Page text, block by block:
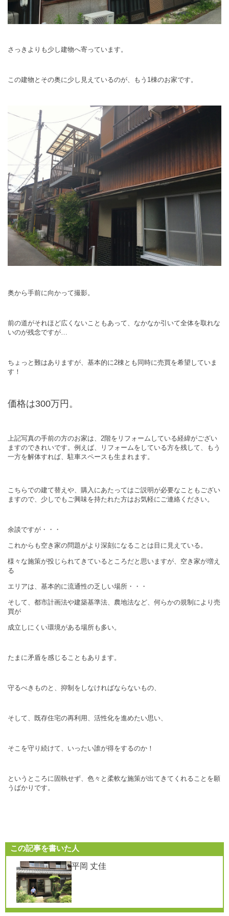
さっきよりも少し建物へ寄っています。
この建物とその奥に少し見えているのが、もう1棟のお家です。
奥から手前に向かって撮影。
前の道がそれほど広くないこともあって、なかなか引いて全体を取れな
いのが残念ですが…
ちょっと難はありますが、基本的に2棟とも同時に売買を希望していま
す！
価格は300万円。
上記写真の手前の方のお家は、2階をリフォームしている経緯がござい
ますのできれいです。例えば、リフォームをしている方を残して、もう
一方を解体すれば、駐車スペースも生まれます。
こちらでの建て替えや、購入にあたってはご説明が必要なこともござい
ますので、少しでもご興味を持たれた方はお気軽にご連絡ください。
余談ですが・・・
これからも空き家の問題がより深刻になることは目に見えている。
様々な施策が投じられてきているところだと思いますが、空き家が増え
る
エリアは、基本的に流通性の乏しい場所・・・
そして、都市計画法や建築基準法、農地法など、何らかの規制により売
買が
成立しにくい環境がある場所も多い。
たまに矛盾を感じることもあります。
守るべきものと、抑制をしなければならないもの、
そして、既存住宅の再利用、活性化を進めたい思い、
そこを守り続けて、いったい誰が得をするのか！
というところに固執せず、色々と柔軟な施策が出てきてくれることを願
うばかりです。
この記事を書いた人
平岡 丈佳